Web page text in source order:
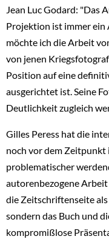
Jean Luc Godard: "Das
Projektion ist immer ein
möchte ich die Arbeit
von jenen
Position auf eine
ausgerichtet ist. Seine
Deutlichkeit zugleich
Gilles Peress hat die
noch vor dem
problematischer
autorenbezogene
die Zeitschriftenseite
sondern das Buch und
kompromißlose